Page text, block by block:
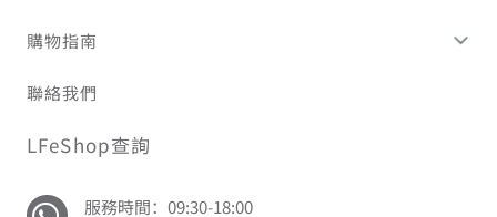
購物指南
聯絡我們
LFeShop查詢
服務時間：09:30-18:00